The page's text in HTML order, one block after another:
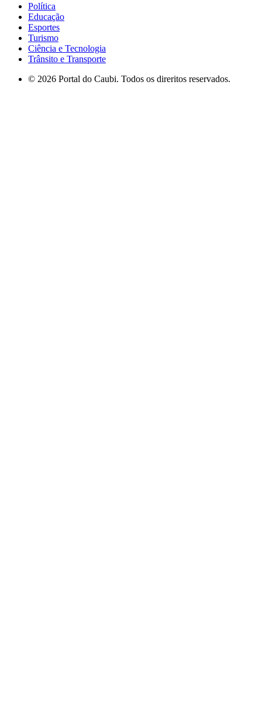
Política
Educação
Esportes
Turismo
Ciência e Tecnologia
Trânsito e Transporte
© 2026 Portal do Caubi. Todos os direritos reservados.